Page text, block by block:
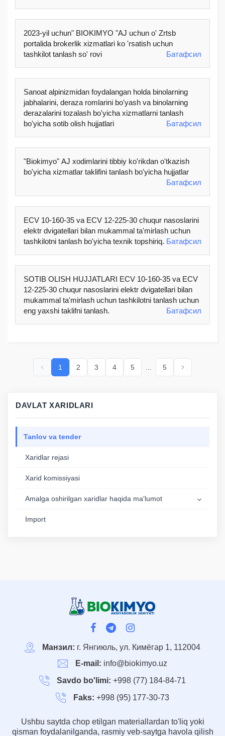
2023-yil uchun" BIOKIMYO "AJ uchun o' Zrtsb
portalida brokerlik xizmatlari ko 'rsatish uchun
tashkilot tanlash so' rovi
Батафсил
Sanoat alpinizmidan foydalangan holda binolarning
jabhalarini, deraza romlarini bo'yash va binolarning
derazalarini tozalash bo'yicha xizmatlarni tanlash
bo'yicha sotib olish hujjatlari
Батафсил
"Biokimyo" AJ xodimlarini tibbiy ko'rikdan o'tkazish
bo'yicha xizmatlar taklifini tanlash bo'yicha hujjatlar
Батафсил
ECV 10-160-35 va ECV 12-225-30 chuqur nasoslarini
elektr dvigatellari bilan mukammal ta'mirlash uchun
tashkilotni tanlash bo'yicha texnik topshiriq. Батафсил
SOTIB OLISH HUJJATLARI ECV 10-160-35 va ECV
12-225-30 chuqur nasoslarini elektr dvigatellari bilan
mukammal ta'mirlash uchun tashkilotni tanlash uchun
eng yaxshi taklifni tanlash.
Батафсил
1 2 3 4 5 5
DAVLAT XARIDLARI
Tanlov va tender
Xaridlar rejasi
Xarid komissiyasi
Аmalga oshirilgan xaridlar haqida ma'lumot
Import
Манзил: г. Янгиюль, ул. Кимёгар 1, 112004
E-mail: info@biokimyo.uz
Savdo bo'limi: +998 (77) 184-84-71
Faks: +998 (95) 177-30-73
Ushbu saytda chop etilgan materiallardan to'liq yoki
qisman foydalanilganda, rasmiy veb-saytga havola qilish